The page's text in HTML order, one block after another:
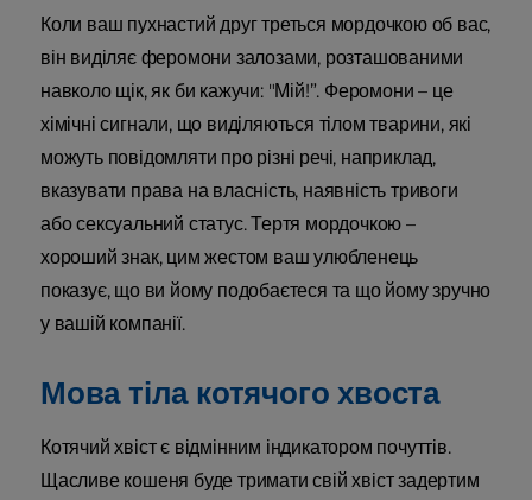
Коли ваш пухнастий друг треться мордочкою об вас,
він виділяє феромони залозами, розташованими
навколо щік, як би кажучи: "Мій!”. Феромони – це
хімічні сигнали, що виділяються тілом тварини, які
можуть повідомляти про різні речі, наприклад,
вказувати права на власність, наявність тривоги
або сексуальний статус. Тертя мордочкою –
хороший знак, цим жестом ваш улюбленець
показує, що ви йому подобаєтеся та що йому зручно
у вашій компанії.
Мова тіла котячого хвоста
Котячий хвіст є відмінним індикатором почуттів.
Щасливе кошеня буде тримати свій хвіст задертим